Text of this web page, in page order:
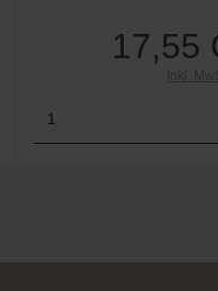
Wert
17,55
Inkl.
Produkt